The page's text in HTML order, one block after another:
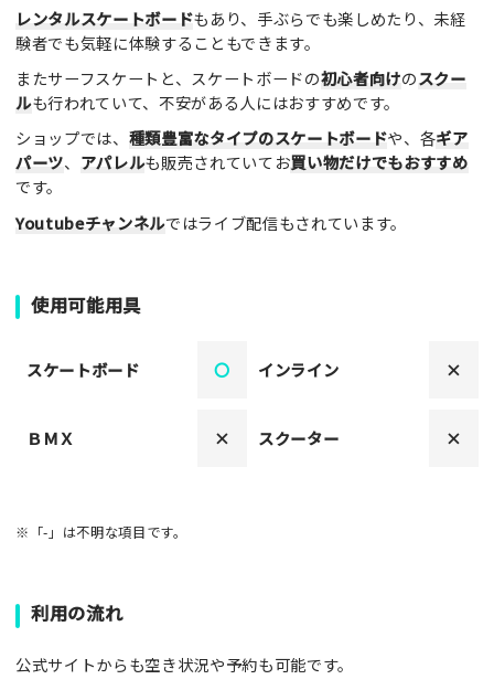
レンタルスケートボードもあり、手ぶらでも楽しめたり、未経
験者でも気軽に体験することもできます。
またサーフスケートと、スケートボードの初心者向けのスクー
ルも行われていて、不安がある人にはおすすめです。
ショップでは、 種類豊富なタイプのスケートボードや、各ギア
パーツ、 アパレルも販売されていてお買い物だけでもおすすめ
です。
Youtubeチャンネルではライブ配信もされています。
使用可能用具
スケートボード 〇 インライン ×
ＢＭＸ × スクーター ×
※「-」は不明な項目です。
利用の流れ
公式サイトからも空き状況や予約も可能です。